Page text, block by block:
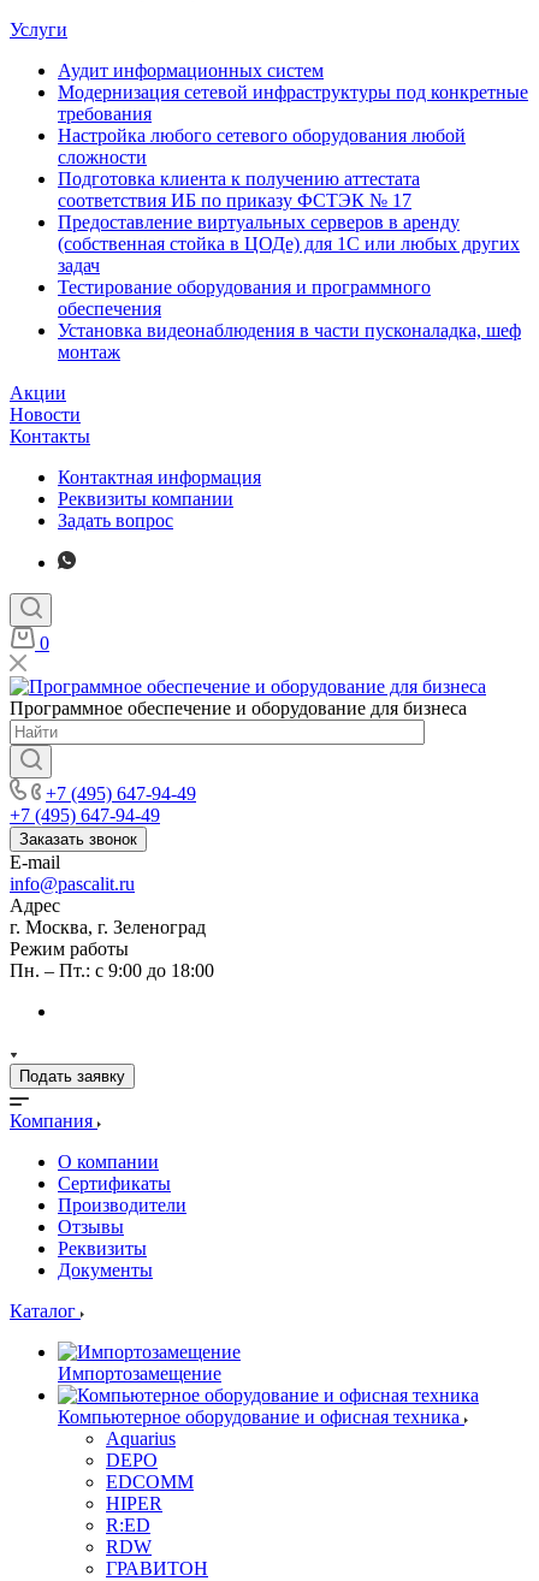
Услуги
Аудит информационных систем
Модернизация сетевой инфраструктуры под конкретные
требования
Настройка любого сетевого оборудования любой
сложности
Подготовка клиента к получению аттестата
соответствия ИБ по приказу ФСТЭК № 17
Предоставление виртуальных серверов в аренду
(собственная стойка в ЦОДе) для 1С или любых других
задач
Тестирование оборудования и программного
обеспечения
Установка видеонаблюдения в части пусконаладка, шеф
монтаж
Акции
Новости
Контакты
Контактная информация
Реквизиты компании
Задать вопрос
0
Программное обеспечение и оборудование для бизнеса
+7 (495) 647-94-49
+7 (495) 647-94-49
Заказать звонок
E-mail
info@pascalit.ru
Адрес
г. Москва, г. Зеленоград
Режим работы
Пн. – Пт.: с 9:00 до 18:00
Подать заявку
Компания
О компании
Сертификаты
Производители
Отзывы
Реквизиты
Документы
Каталог
Импортозамещение
Компьютерное оборудование и офисная техника
Aquarius
DEPO
EDCOMM
HIPER
R:ED
RDW
ГРАВИТОН